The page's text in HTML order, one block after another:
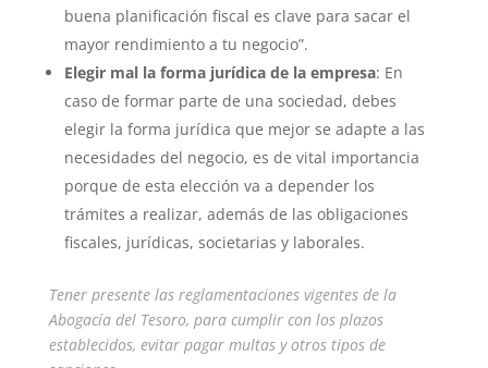
buena planificación fiscal es clave para sacar el
mayor rendimiento a tu negocio”.
Elegir mal la forma jurídica de la empresa: En
caso de formar parte de una sociedad, debes
elegir la forma jurídica que mejor se adapte a las
necesidades del negocio, es de vital importancia
porque de esta elección va a depender los
trámites a realizar, además de las obligaciones
fiscales, jurídicas, societarias y laborales.
Tener presente las reglamentaciones vigentes de la
Abogacía del Tesoro, para cumplir con los plazos
establecidos, evitar pagar multas y otros tipos de